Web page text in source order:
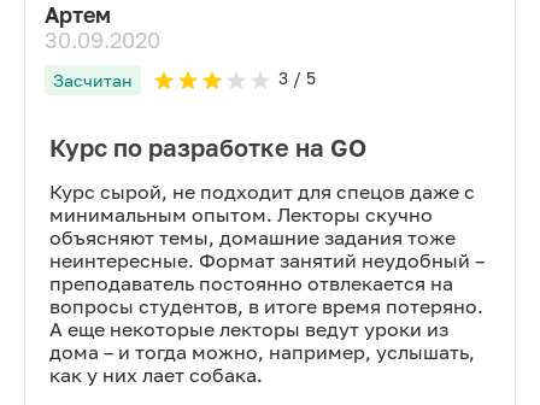
Артем
30.09.2020
Засчитан 3/ 5
Курс по разработке на GO
Курс сырой, не подходит для спецов даже с
минимальным опытом. Лекторы скучно
объясняют темы, домашние задания тоже
неинтересные. Формат занятий неудобный –
преподаватель постоянно отвлекается на
вопросы студентов, в итоге время потеряно.
А еще некоторые лекторы ведут уроки из
дома – и тогда можно, например, услышать,
как у них лает собака.